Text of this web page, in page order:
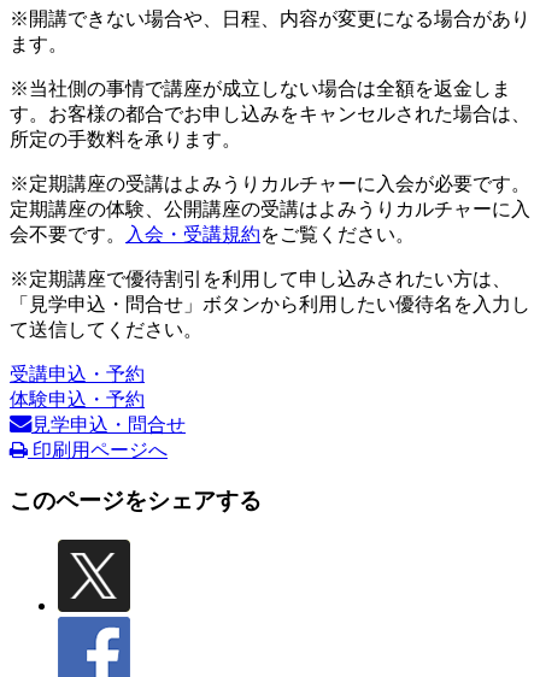
※開講できない場合や、日程、内容が変更になる場合があり
ます。
※当社側の事情で講座が成立しない場合は全額を返金しま
す。お客様の都合でお申し込みをキャンセルされた場合は、
所定の手数料を承ります。
※定期講座の受講はよみうりカルチャーに入会が必要です。
定期講座の体験、公開講座の受講はよみうりカルチャーに入
会不要です。
入会・受講規約をご覧ください。
※定期講座で優待割引を利用して申し込みされたい方は、
「見学申込・問合せ」ボタンから利用したい優待名を入力し
て送信してください。
受講申込・予約
体験申込・予約
見学申込・問合せ
印刷用ページへ
このページをシェアする